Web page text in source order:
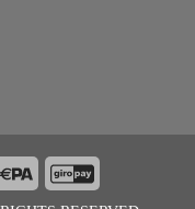
Sepa GiroPay